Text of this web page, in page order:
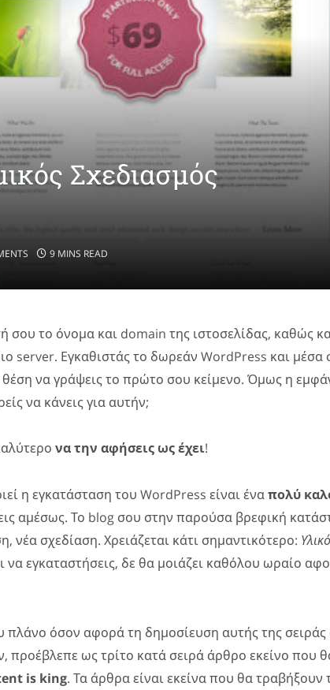
Σχεδιασμός
9 MINS READ
σου το όνομα και domain της ιστοσελίδας, καθώς
server. Εγκαθιστάς το δωρεάν WordPress και μέσα
θέση να γράψεις το πρώτο σου κείμενο. Όμως η
να κάνεις για αυτήν;
να την αφήσεις ως έχει!
η εγκατάσταση του WordPress είναι έναπολύ
αμέσως. Το blog σου στην παρούσα βρεφική
νέα σχεδίαση. Χρειάζεται κάτι σημαντικότερο: Υλικό
εγκαταστήσεις, δε θα μοιάζει καθόλου ωραίο
πλάνο όσον αφορά τη δημοσίευση αυτής της
προέβλεπε ως τρίτο κατά σειρά άρθρο εκείνο που
is king. Τα άρθρα είναι εκείνα που θα τραβήξουν